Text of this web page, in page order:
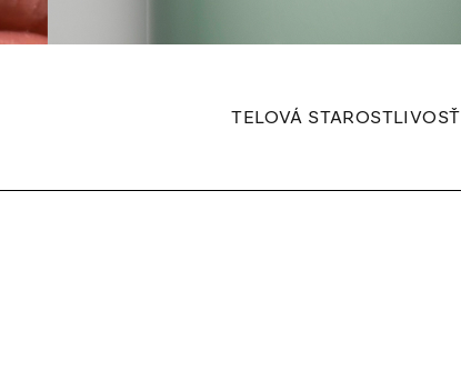
TELOVÁ STAROSTLIVOSŤ